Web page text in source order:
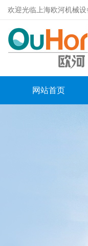
欢迎光临上海欧河机械设
网站首页